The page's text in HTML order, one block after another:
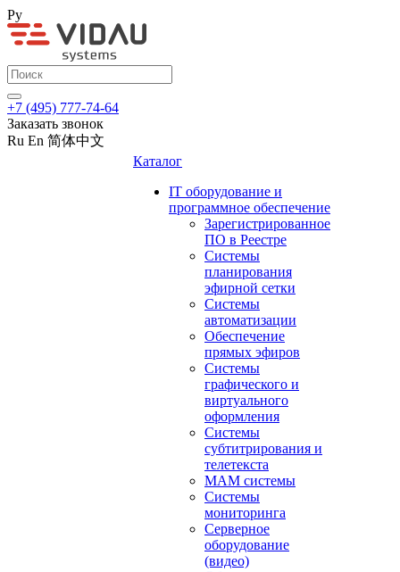
Ру
+7 (495) 777-74-64
Заказать звонок
Ru En 简体中文
Каталог
IT оборудование и
программное обеспечение
Зарегистрированное
ПО в Реестре
Системы
планирования
эфирной сетки
Системы
автоматизации
Обеспечение
прямых эфиров
Системы
графического и
виртуального
оформления
Системы
субтитрирования и
телетекста
MAM системы
Системы
мониторинга
Серверное
оборудование
(видео)